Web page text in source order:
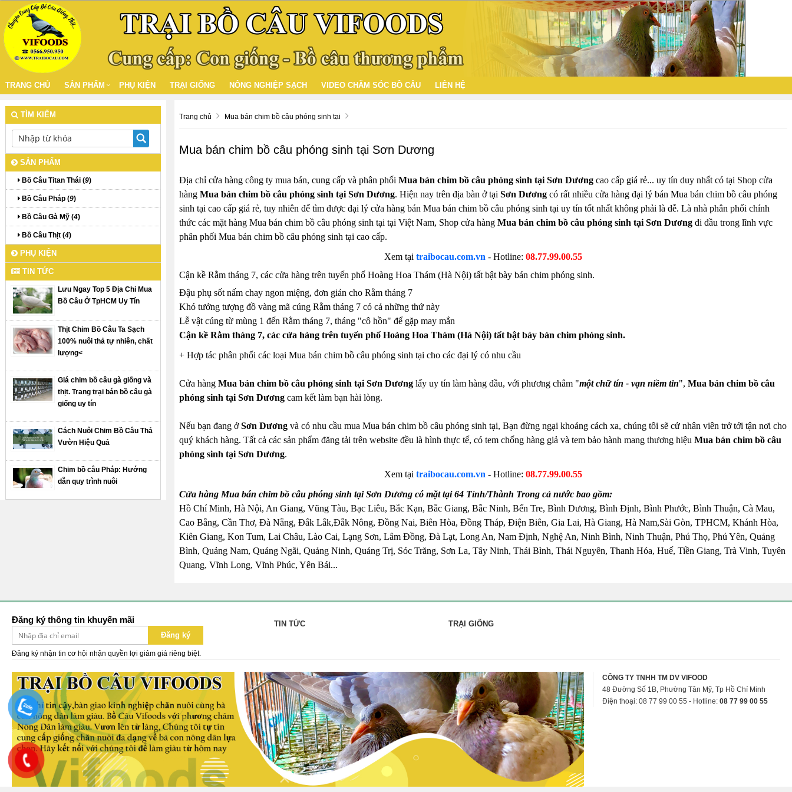
TRANG CHỦ SẢN PHẨM PHỤ KIỆN TRẠI GIỐNG NÔNG NGHIỆP SẠCH VIDEO CHĂM SÓC BỒ CÂU LIÊN HỆ
Trang chủ Mua bán chim bồ câu phóng sinh tại
Mua bán chim bồ câu phóng sinh tại Sơn Dương
Địa chỉ cửa hàng công ty mua bán, cung cấp và phân phối Mua bán chim bồ câu phóng sinh tại Sơn Dươngcao cấp giá rẻ... uy tín duy nhất có tại Shop cửa
hàng Mua bán chim bồ câu phóng sinh tại Sơn Dương. Hiện nay trên địa bàn ở tại Sơn Dươngcó rất nhiều cửa hàng đại lý bán Mua bán chim bồ câu phóng
sinh tại cao cấp giá rẻ, tuy nhiên để tìm được đại lý cửa hàng bán Mua bán chim bồ câu phóng sinh tại uy tín tốt nhất không phải là dễ. Là nhà phân phối chính
thức các mặt hàng Mua bán chim bồ câu phóng sinh tại tại Việt Nam, Shop cửa hàng Mua bán chim bồ câu phóng sinh tại Sơn Dươngđi đầu trong lĩnh vực
phân phối Mua bán chim bồ câu phóng sinh tại cao cấp.
Xem tại traibocau.com.vn - Hotline: 08.77.99.00.55
Cận kề Rằm tháng 7, các cửa hàng trên tuyến phố Hoàng Hoa Thám (Hà Nội) tất bật bày bán chim phóng sinh.
Đậu phụ sốt nấm chay ngon miệng, đơn giản cho Rằm tháng 7
Khó tưởng tượng đồ vàng mã cúng Rằm tháng 7 có cả những thứ này
Lễ vật cúng từ mùng 1 đến Rằm tháng 7, tháng "cô hồn" để gặp may mắn
Cận kề Rằm tháng 7, các cửa hàng trên tuyến phố Hoàng Hoa Thám (Hà Nội) tất bật bày bán chim phóng sinh.
+ Hợp tác phân phối các loại Mua bán chim bồ câu phóng sinh tại cho các đại lý có nhu cầu
Cửa hàng Mua bán chim bồ câu phóng sinh tại Sơn Dươnglấy uy tín làm hàng đầu, với phương châm "một chữ tín - vạn niềm tin", Mua bán chim bồ câu
phóng sinh tại Sơn Dươngcam kết làm bạn hài lòng.
Nếu bạn đang ởSơn Dươngvà có nhu cầu mua Mua bán chim bồ câu phóng sinh tại, Bạn đừng ngại khoảng cách xa, chúng tôi sẽ cử nhân viên trở tới tận nơi cho
quý khách hàng. Tất cả các sản phẩm đăng tải trên website đều là hình thực tế, có tem chống hàng giả và tem bảo hành mang thương hiệu Mua bán chim bồ câu
phóng sinh tại Sơn Dương.
Xem tại traibocau.com.vn - Hotline: 08.77.99.00.55
Cửa hàng Mua bán chim bồ câu phóng sinh tại Sơn Dương có mặt tại 64 Tỉnh/Thành Trong cả nước bao gồm:
Hồ Chí Minh, Hà Nội, An Giang, Vũng Tàu, Bạc Liêu, Bắc Kạn, Bắc Giang, Bắc Ninh, Bến Tre, Bình Dương, Bình Định, Bình Phước, Bình Thuận, Cà Mau,
Cao Bằng, Cần Thơ, Đà Nẵng, Đắk Lắk,Đắk Nông, Đồng Nai, Biên Hòa, Đồng Tháp, Điện Biên, Gia Lai, Hà Giang, Hà Nam,Sài Gòn, TPHCM, Khánh Hòa,
Kiên Giang, Kon Tum, Lai Châu, Lào Cai, Lạng Sơn, Lâm Đồng, Đà Lạt, Long An, Nam Định, Nghệ An, Ninh Bình, Ninh Thuận, Phú Thọ, Phú Yên, Quảng
Bình, Quảng Nam, Quảng Ngãi, Quảng Ninh, Quảng Trị, Sóc Trăng, Sơn La, Tây Ninh, Thái Bình, Thái Nguyên, Thanh Hóa, Huế, Tiền Giang, Trà Vinh, Tuyên
Quang, Vĩnh Long, Vĩnh Phúc, Yên Bái...
TÌM KIẾM
SẢN PHẨM
Bồ Câu Titan Thái (9)
Bồ Câu Pháp (9)
Bồ Câu Gà Mỹ (4)
Bồ Câu Thịt (4)
PHỤ KIỆN
TIN TỨC
Lưu Ngay Top 5 Địa Chỉ Mua
Bồ Câu Ở TpHCM Uy Tín
Thịt Chim Bồ Câu Ta Sạch
100% nuôi thả tự nhiên, chất
lượng<
Giá chim bồ câu gà giống và
thịt. Trang trại bán bồ câu gà
giống uy tín
Cách Nuôi Chim Bồ Câu Thả
Vườn Hiệu Quả
Chim bồ câu Pháp: Hướng
dẫn quy trình nuôi
Đăng ký thông tin khuyến mãi
Đăng ký
Đăng ký nhận tin cơ hội nhận quyền lợi giảm giá riêng biệt.
TIN TỨC TRẠI GIỐNG
CÔNG TY TNHH TM DV VIFOOD
48 Đường Số 1B, Phường Tân Mỹ, Tp Hồ Chí Minh
Điện thoại: 08 77 99 00 55 - Hotline: 08 77 99 00 55